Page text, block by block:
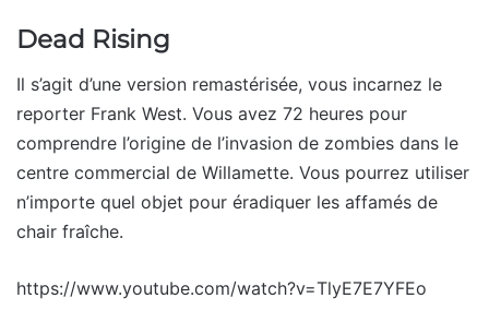
Dead Rising
Il s’agit d’une version remastérisée, vous incarnez le
reporter Frank West. Vous avez 72 heures pour
comprendre l’origine de l’invasion de zombies dans le
centre commercial de Willamette. Vous pourrez utiliser
n’importe quel objet pour éradiquer les affamés de
chair fraîche.
https://www.youtube.com/watch?v=TlyE7E7YFEo